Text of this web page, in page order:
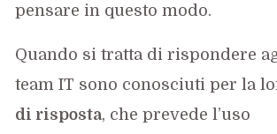
pensare in questo modo.
Quando si tratta di rispondere
team IT sono conosciuti per la
di risposta, che prevede l’uso